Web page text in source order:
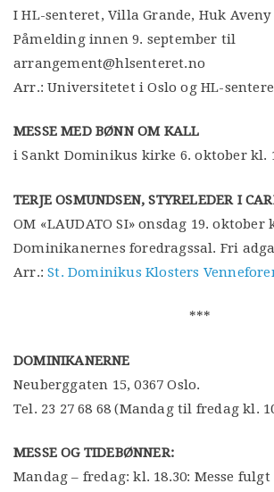
I HL-senteret, Villa Grande, Huk Aveny
Påmelding innen 9. september til
arrangement@hlsenteret.no
Arr.: Universitetet i Oslo og HL-
MESSE MED BØNN OM KALL
i Sankt Dominikus kirke 6. oktober kl.
TERJE OSMUNDSEN, STYRELEDER I
OM «LAUDATO SI» onsdag 19. oktober
Dominikanernes foredragssal. Fri
Arr.:St. Dominikus Klosters
***
DOMINIKANERNE
Neuberggaten 15, 0367 Oslo.
Tel. 23 27 68 68 (Mandag til fredag kl.
MESSE OG TIDEBØNNER:
Mandag – fredag: kl. 18.30: Messe